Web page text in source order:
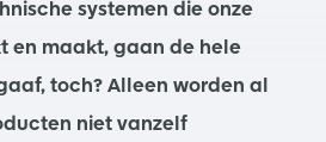
systemen die onze
en maakt, gaan de hele
toch? Alleen worden al
niet vanzelf